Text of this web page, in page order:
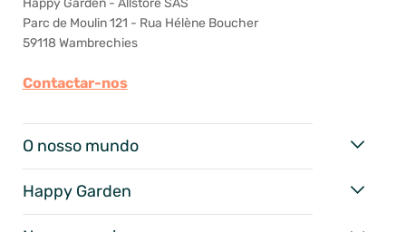
Parc de Moulin 121 - Rua Hélène Boucher
59118 Wambrechies
Contactar-nos
O nosso mundo
Happy Garden